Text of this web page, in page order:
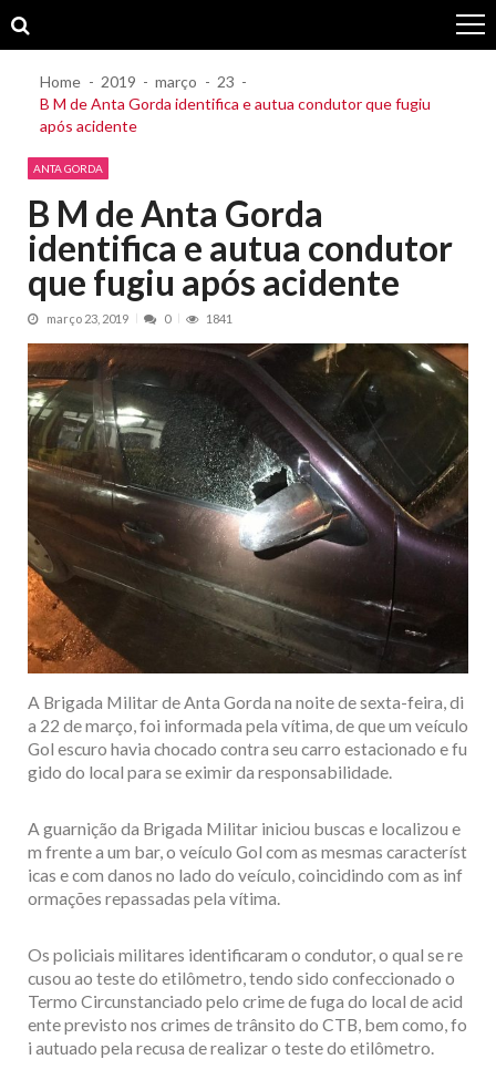
to
to
Home 2019 março
23
B M de Anta Gorda identifica e autua condutor que fugiu
após acidente
ANTA GORDA
B M de Anta Gorda
identifica e autua condutor
que fugiu após acidente
março 23, 2019 0 1841
A Brigada Militar de Anta Gorda na noite de sexta-feira, di
a 22 de março, foi informada pela vítima, de que um veículo
Gol escuro havia chocado contra seu carro estacionado e fu
gido do local para se eximir da responsabilidade.
A guarnição da Brigada Militar iniciou buscas e localizou e
m frente a um bar, o veículo Gol com as mesmas característ
icas e com danos no lado do veículo, coincidindo com as inf
ormações repassadas pela vítima.
Os policiais militares identificaram o condutor, o qual se re
cusou ao teste do etilômetro, tendo sido confeccionado o
Termo Circunstanciado pelo crime de fuga do local de acid
ente previsto nos crimes de trânsito do CTB, bem como, fo
i autuado pela recusa de realizar o teste do etilômetro.